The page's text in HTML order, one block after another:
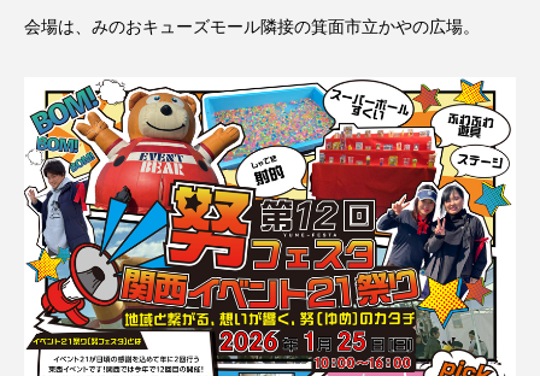
会場は、みのおキューズモール隣接の箕面市立かやの広場。